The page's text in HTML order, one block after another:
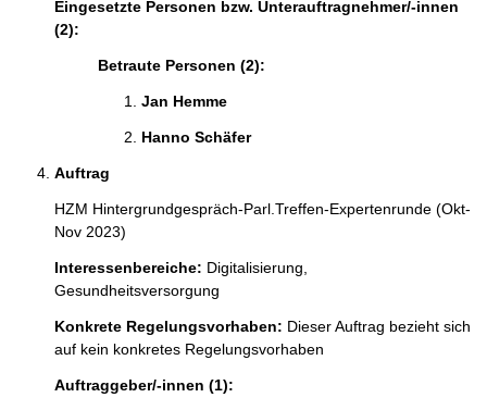
Eingesetzte Personen bzw. Unterauftragnehmer/-innen
(2):
Betraute Personen (2):
Jan Hemme
Hanno Schäfer
Auftrag
HZM Hintergrundgespräch-Parl.Treffen-Expertenrunde (Okt-
Nov 2023)
Interessenbereiche: Digitalisierung,
Gesundheitsversorgung
Konkrete Regelungsvorhaben: Dieser Auftrag bezieht sich
auf kein konkretes Regelungsvorhaben
Auftraggeber/-innen (1):